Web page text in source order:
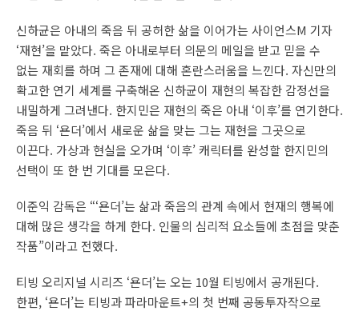
신하균은 아내의 죽음 뒤 공허한 삶을 이어가는 사이언스M 기자
‘재현’을 맡았다. 죽은 아내로부터 의문의 메일을 받고 믿을 수
없는 재회를 하며 그 존재에 대해 혼란스러움을 느낀다. 자신만의
확고한 연기 세계를 구축해온 신하균이 재현의 복잡한 감정선을
내밀하게 그려낸다. 한지민은 재현의 죽은 아내 ‘이후’를 연기한다.
죽음 뒤 ‘욘더’에서 새로운 삶을 맞는 그는 재현을 그곳으로
이끈다. 가상과 현실을 오가며 ‘이후’ 캐릭터를 완성할 한지민의
선택이 또 한 번 기대를 모은다.
이준익 감독은 “‘욘더’는 삶과 죽음의 관계 속에서 현재의 행복에
대해 많은 생각을 하게 한다. 인물의 심리적 요소들에 초점을 맞춘
작품”이라고 전했다.
티빙 오리지널 시리즈 ‘욘더’는 오는 10월 티빙에서 공개된다.
한편, ‘욘더’는 티빙과 파라마운트+의 첫 번째 공동투자작으로